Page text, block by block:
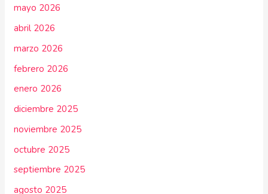
mayo 2026
abril 2026
marzo 2026
febrero 2026
enero 2026
diciembre 2025
noviembre 2025
octubre 2025
septiembre 2025
agosto 2025